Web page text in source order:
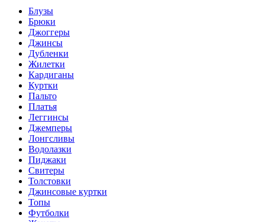
Блузы
Брюки
Джоггеры
Джинсы
Дубленки
Жилетки
Кардиганы
Куртки
Пальто
Платья
Леггинсы
Джемперы
Лонгсливы
Водолазки
Пиджаки
Свитеры
Толстовки
Джинсовые куртки
Топы
Футболки